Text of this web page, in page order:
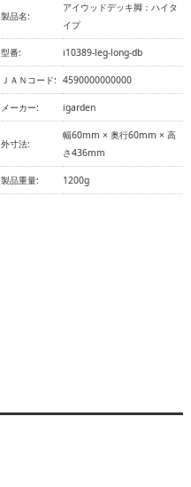
製品名:
アイウッドデッキ脚：ハイタ
イプ
型番: i10389-leg-long-db
ＪＡＮコード: 4590000000000
メーカー: igarden
外寸法:
幅60mm × 奥行60mm × 高
さ436mm
製品重量: 1200g